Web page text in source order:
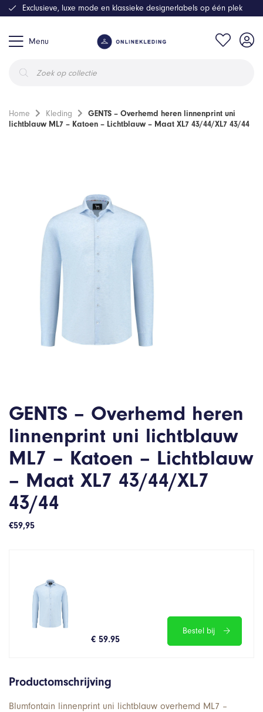
Menu
zoeken
Exclusieve, luxe mode en klassieke designerlabels op één plek
Home Kleding
GENTS – Overhemd heren linnenprint uni
lichtblauw ML7 – Katoen – Lichtblauw – Maat XL7 43/44/XL7 43/44
GENTS – Overhemd heren
linnenprint uni lichtblauw
ML7 – Katoen – Lichtblauw
– Maat XL7 43/44/XL7
43/44
€59,95
€ 59.95
Bestel bij
Productomschrijving
Blumfontain linnenprint uni lichtblauw overhemd ML7 –